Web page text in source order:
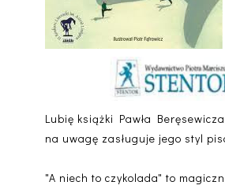
Lubię książki Pawła
na uwagę zasługuje jego styl
"A niech to czykolada" to